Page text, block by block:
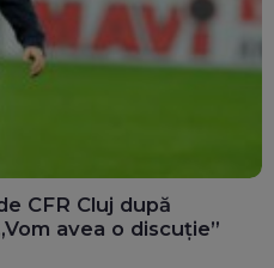
CFR Cluj după
avea o discuție”